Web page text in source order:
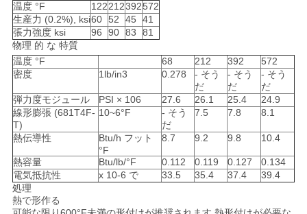
温度 °F
122212392572
生産力 (0.2%), ksi60 52 45
41
張力強度 ksi
96 90 83
81
物理 的 な 特質
温度 °F
68 212 392
572
密度
1lb/in3 0.278
- そう
だ
- そう
だ
- そう
だ
弾力度モジュール
PSI × 106 27.6 26.1 25.4
24.9
線形膨張 (681T4F-
T)
10~6°F
- そう
だ
7.5 7.8 8.1
熱伝導性
Btu/h フット
°F
8.7 9.2 9.8 10.4
熱容量 Btu/lb/°F 0.112 0.119 0.127
0.134
電気抵抗性
x 10-6 で 33.5 35.4 37.4
39.4
処理
熱で形作る